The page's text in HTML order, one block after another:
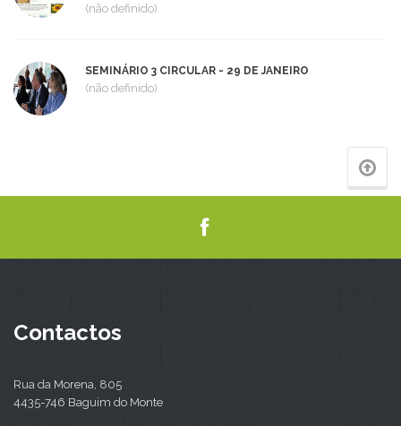
(não definido)
SEMINÁRIO 3 CIRCULAR - 29 DE JANEIRO
(não definido)
Contactos
Rua da Morena, 805
4435-746 Baguim do Monte